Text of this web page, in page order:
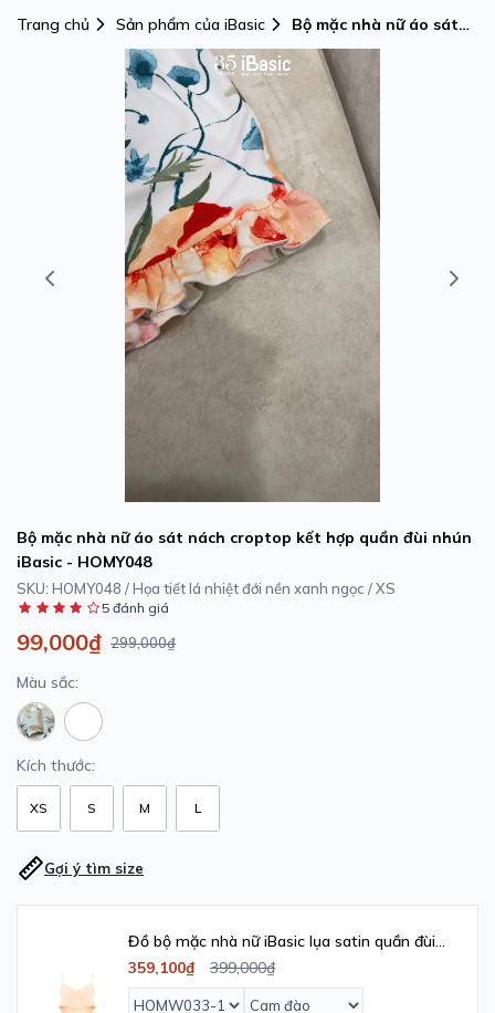
Trang chủ Sản phẩm của iBasic
Bộ mặc nhà nữ áo sát
nách croptop kết hợp
quần đùi nhún iBasic -
HOMY048
Bộ mặc nhà nữ áo sát nách croptop kết hợp quần đùi nhún
iBasic - HOMY048
SKU: HOMY048 / Họa tiết lá nhiệt đới nền xanh ngọc / XS
5 đánh giá
99,000₫ 299,000₫
Màu sắc:
Kích thước:
XS S M L
Gợi ý tìm size
Đồ bộ mặc nhà nữ iBasic lụa satin quần đùi
áo hai dây - HOMW033_1
359,100₫ 399,000₫